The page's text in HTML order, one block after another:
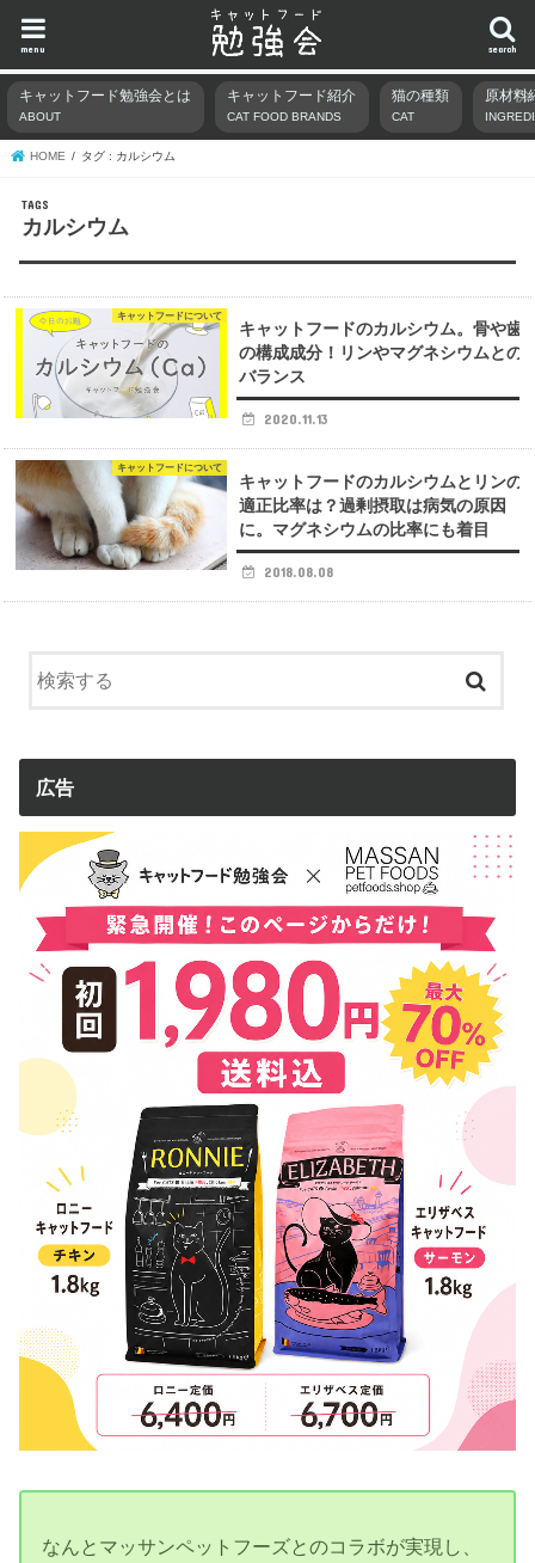
search
menu
キャットフード勉強会とは
ABOUT
キャットフード紹介
CAT FOOD BRANDS
猫の種類
CAT
原材料
HOME タグ : カルシウム
カルシウム
キャットフードについて
キャットフードのカルシウム。骨や歯
の構成成分！リンやマグネシウムとの
バランス
2020.11.13
キャットフードについて
キャットフードのカルシウムとリンの
適正比率は？過剰摂取は病気の原因
に。マグネシウムの比率にも着目
2018.08.08
広告
なんとマッサンペットフーズとのコラボが実現し、